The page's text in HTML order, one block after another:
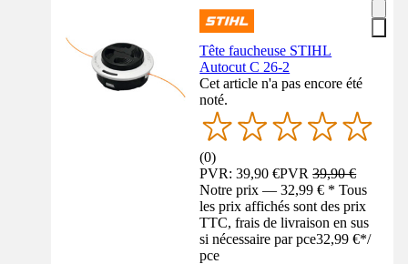
Tête faucheuse STIHL
Autocut C 26-2
Cet article n'a pas encore été
noté.
(0)
PVR: 39,90 €PVR39,90 €
Notre prix — 32,99 € * Tous
les prix affichés sont des prix
TTC, frais de livraison en sus
si nécessaire par pce32,99 €*/
pce